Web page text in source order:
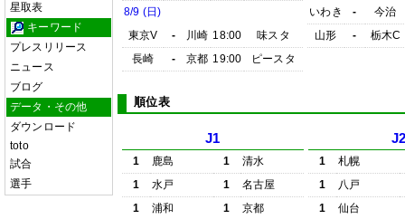
星取表
キーワード
プレスリリース
ニュース
ブログ
データ・その他
ダウンロード
toto
試合
選手
8/9 (日)
東京V
- 川崎 18:00
味スタ
長崎
- 京都 19:00 ピースタ
いわき
-
今治
山形
- 栃木C
順位表
J1
1 鹿島 1
清水
1
水戸 1
名古屋
1
浦和 1
京都
1
札幌
1
八戸
1
仙台